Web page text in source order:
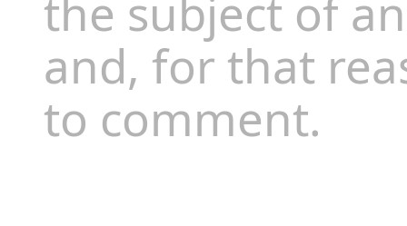
and, for that
to comment.